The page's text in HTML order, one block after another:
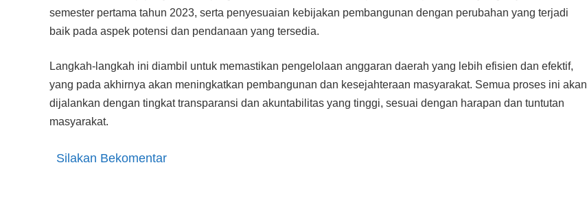
semester pertama tahun 2023, serta penyesuaian kebijakan pembangunan dengan perubahan yang terjadi
baik pada aspek potensi dan pendanaan yang tersedia.
Langkah-langkah ini diambil untuk memastikan pengelolaan anggaran daerah yang lebih efisien dan efektif,
yang pada akhirnya akan meningkatkan pembangunan dan kesejahteraan masyarakat. Semua proses ini akan
dijalankan dengan tingkat transparansi dan akuntabilitas yang tinggi, sesuai dengan harapan dan tuntutan
masyarakat.
Silakan Bekomentar